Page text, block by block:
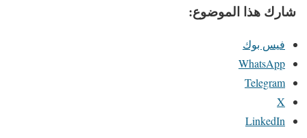
شارك هذا الموضوع:
فيس بوك
WhatsApp
Telegram
X
LinkedIn